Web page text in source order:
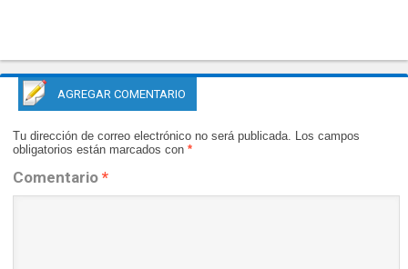
AGREGAR COMENTARIO
Tu dirección de correo electrónico no será publicada. Los campos
obligatorios están marcados con *
Comentario *